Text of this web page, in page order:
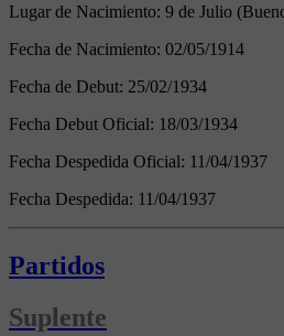
Lugar de Nacimiento: 9 de Julio
Fecha de Nacimiento: 02/05/1914
Fecha de Debut: 25/02/1934
Fecha Debut Oficial: 18/03/1934
Fecha Despedida Oficial: 11/04/1937
Fecha Despedida: 11/04/1937
Partidos
Suplente